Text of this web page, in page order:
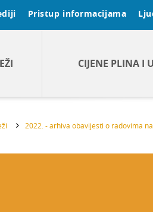
Pristup informacijama
CIJENE PLINA I
2022. - arhiva obavijesti o radovima